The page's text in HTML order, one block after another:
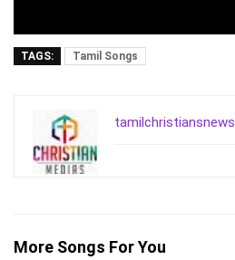
TAGS: Tamil Songs
tamilchristiansnews
More Songs For You